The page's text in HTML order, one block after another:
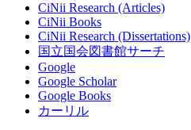
CiNii Research (Articles)
CiNii Books
CiNii Research (Dissertations)
国立国会図書館サーチ
Google
Google Scholar
Google Books
カーリル